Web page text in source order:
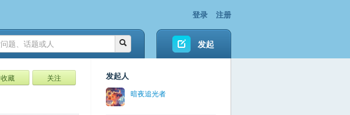
登录 注册
发起
收藏 关注 发起人
暗夜追光者